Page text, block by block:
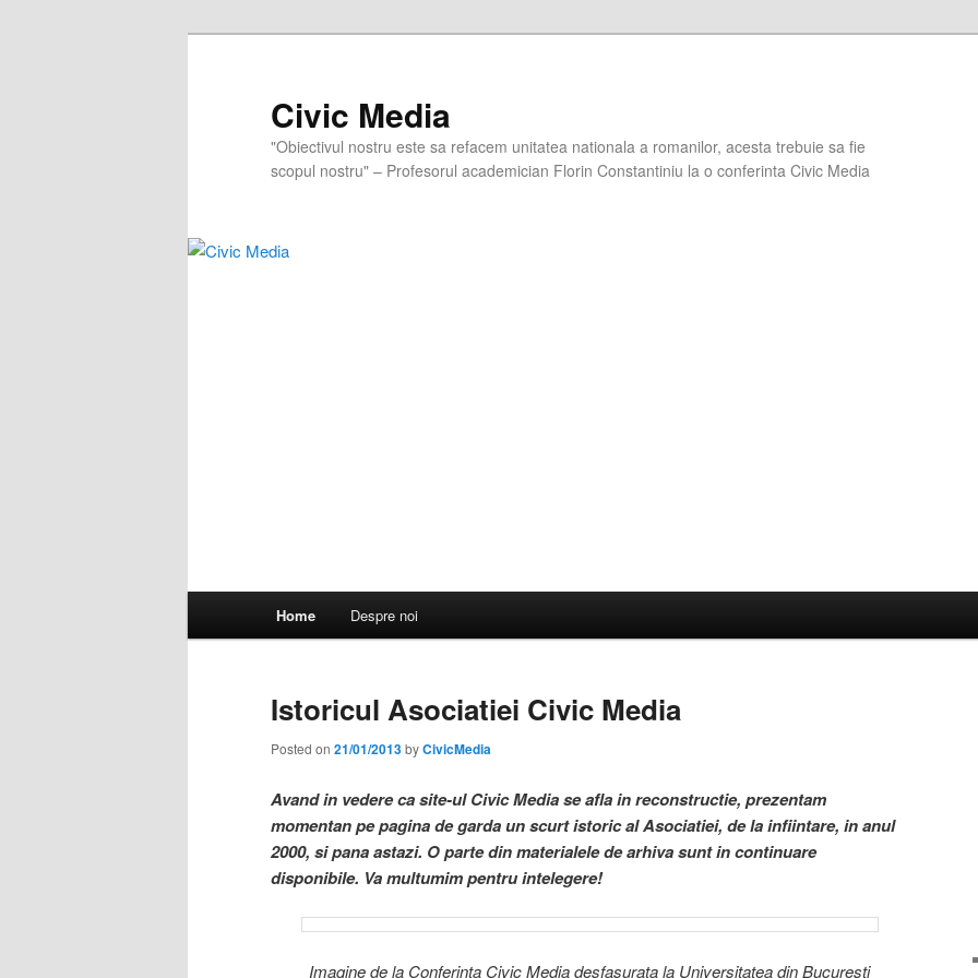
Civic Media
"Obiectivul nostru este sa refacem unitatea nationala a romanilor, acesta trebuie sa fie
scopul nostru" – Profesorul academician Florin Constantiniu la o conferinta Civic Media
Home Despre noi
Istoricul Asociatiei Civic Media
Posted on 21/01/2013byCivicMedia
Avand in vedere ca site-ul Civic Media se afla in reconstructie, prezentam
momentan pe pagina de garda un scurt istoric al Asociatiei, de la infiintare, in anul
2000, si pana astazi. O parte din materialele de arhiva sunt in continuare
disponibile. Va multumim pentru intelegere!
Imagine de la Conferinta Civic Media desfasurata la Universitatea din Bucuresti